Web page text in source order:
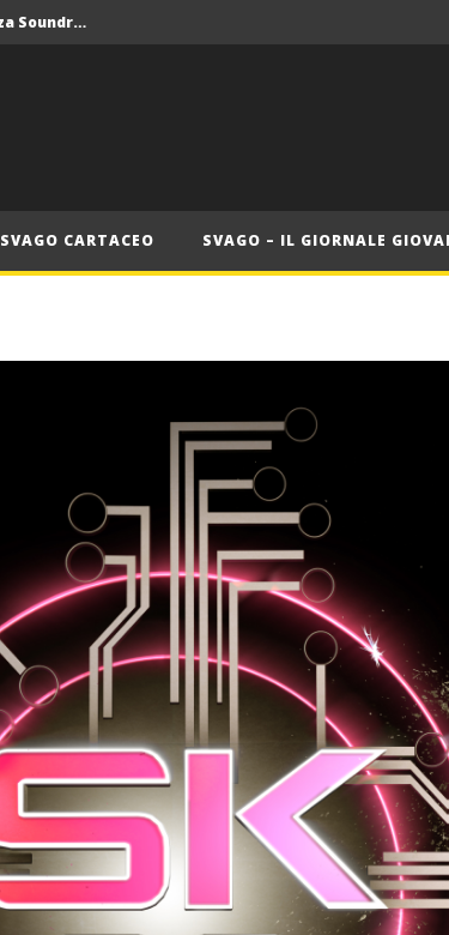
Crolla il monopolio Siae con alleanza Soundreef – LEA
Crolla il monopolio Siae con alleanza Soundreef – LEA
SVAGO CARTACEO SVAGO – IL GIORNALE